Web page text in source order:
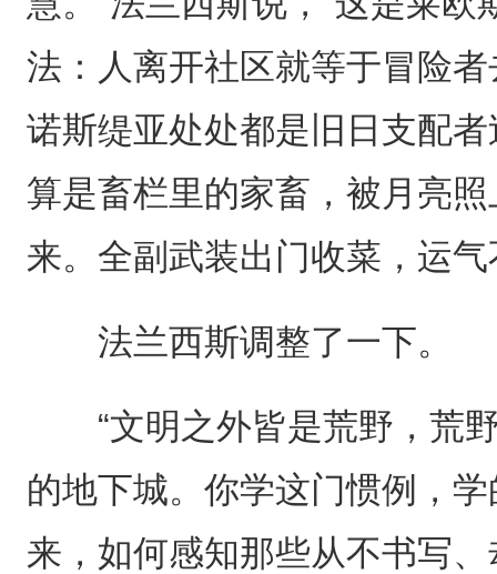
法：人离开社区就等于冒险
诺斯缇亚处处都是旧日支配
算是畜栏里的家畜，被月亮
来。全副武装出门收菜，运
法兰西斯调整了一下。
“文明之外皆是荒野，荒
的地下城。你学这门惯例，
来，如何感知那些从不书写